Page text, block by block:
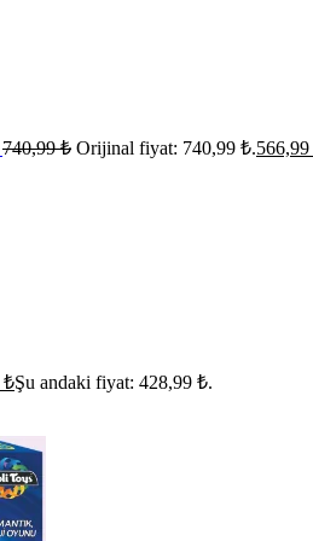
740,99₺ Orijinal fiyat: 740,99 ₺.566,99
₺Şu andaki fiyat: 428,99 ₺.